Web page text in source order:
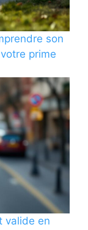
son
prime
valide en